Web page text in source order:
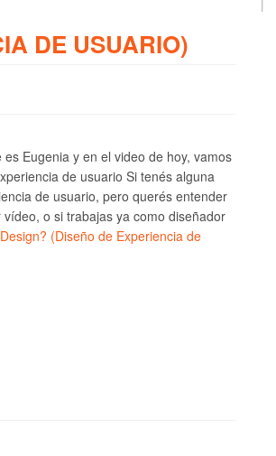
DE USUARIO)
Eugenia y en el video de hoy, vamos
de usuario Si tenés alguna
de usuario, pero querés entender
o si trabajas ya como diseñador
(Diseño de Experiencia de